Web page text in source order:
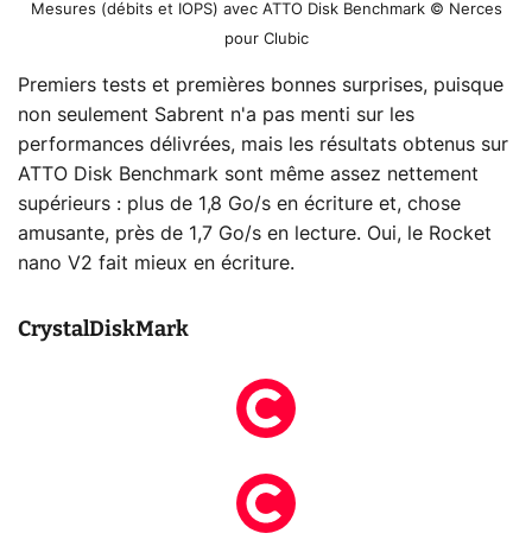
Mesures (débits et IOPS) avec ATTO Disk Benchmark © Nerces
pour Clubic
Premiers tests et premières bonnes surprises, puisque
non seulement Sabrent n'a pas menti sur les
performances délivrées, mais les résultats obtenus sur
ATTO Disk Benchmark sont même assez nettement
supérieurs : plus de 1,8 Go/s en écriture et, chose
amusante, près de 1,7 Go/s en lecture. Oui, le Rocket
nano V2 fait mieux en écriture.
CrystalDiskMark